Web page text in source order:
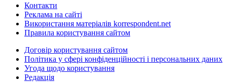
Контакти
Реклама на сайті
Використання матеріалів korrespondent.net
Правила користування сайтом
Договір користування сайтом
Політика у сфері конфіденційності і персональних даних
Угода щодо користування
Редакція